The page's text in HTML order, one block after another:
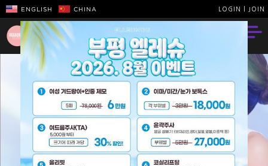
ENGLISH CHINA LOGIN JOIN